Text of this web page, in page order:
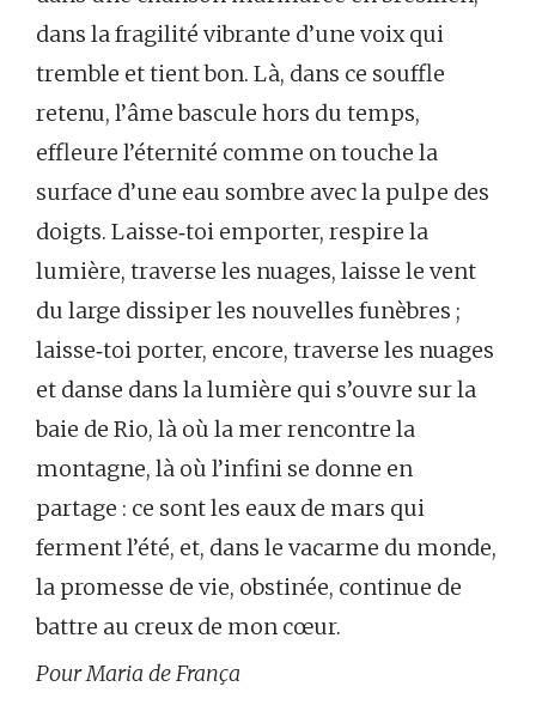
dans la fragilité vibrante d’une voix qui
tremble et tient bon. Là, dans ce souffle
retenu, l’âme bascule hors du temps,
effleure l’éternité comme on touche la
surface d’une eau sombre avec la pulpe des
doigts. Laisse‑toi emporter, respire la
lumière, traverse les nuages, laisse le vent
du large dissiper les nouvelles funèbres ;
laisse‑toi porter, encore, traverse les nuages
et danse dans la lumière qui s’ouvre sur la
baie de Rio, là où la mer rencontre la
montagne, là où l’infini se donne en
partage : ce sont les eaux de mars qui
ferment l’été, et, dans le vacarme du monde,
la promesse de vie, obstinée, continue de
battre au creux de mon cœur.
Pour Maria de França